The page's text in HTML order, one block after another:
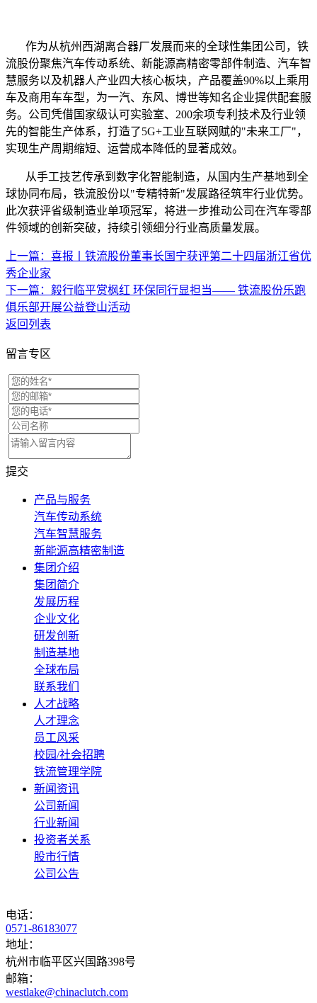
作为从杭州西湖离合器厂发展而来的全球性集团公司，铁
流股份聚焦汽车传动系统、新能源高精密零部件制造、汽车智
慧服务以及机器人产业四大核心板块，产品覆盖90%以上乘用
车及商用车车型，为一汽、东风、博世等知名企业提供配套服
务。公司凭借国家级认可实验室、200余项专利技术及行业领
先的智能生产体系，打造了5G+工业互联网赋的"未来工厂"，
实现生产周期缩短、运营成本降低的显著成效。
从手工技艺传承到数字化智能制造，从国内生产基地到全
球协同布局，铁流股份以"专精特新"发展路径筑牢行业优势。
此次获评省级制造业单项冠军，将进一步推动公司在汽车零部
件领域的创新突破，持续引领细分行业高质量发展。
上一篇：喜报丨铁流股份董事长国宁获评第二十四届浙江省优
秀企业家
下一篇：毅行临平赏枫红 环保同行显担当​—— 铁流股份乐跑
俱乐部开展公益登山活动
返回列表
留言专区
提交
产品与服务
汽车传动系统
汽车智慧服务
新能源高精密制造
集团介绍
集团简介
发展历程
企业文化
研发创新
制造基地
全球布局
联系我们
人才战略
人才理念
员工风采
校园/社会招聘
铁流管理学院
新闻资讯
公司新闻
行业新闻
投资者关系
股市行情
公司公告
电话：
0571-86183077
地址：
杭州市临平区兴国路398号
邮箱：
westlake@chinaclutch.com